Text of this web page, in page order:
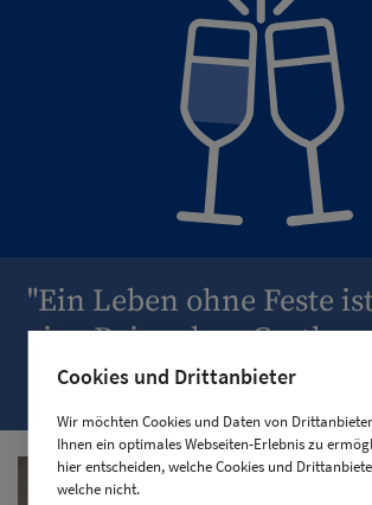
Cookies und Drittanbieter
Wir möchten Cookies und Daten von
Ihnen ein optimales Webseiten-Erlebnis zu
hier entscheiden, welche Cookies und
welche nicht.
"Ein Leben ohne Feste
eine Reise ohne
Demokrit, griech. Philosoph, ca. 470 – 380v. Chr.